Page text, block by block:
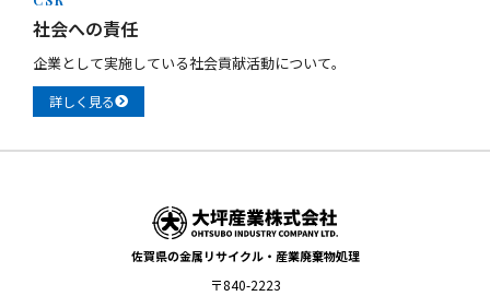
社会への責任
企業として実施している社会貢献活動について。
詳しく見る
佐賀県の金属リサイクル・産業廃棄物処理
〒840-2223